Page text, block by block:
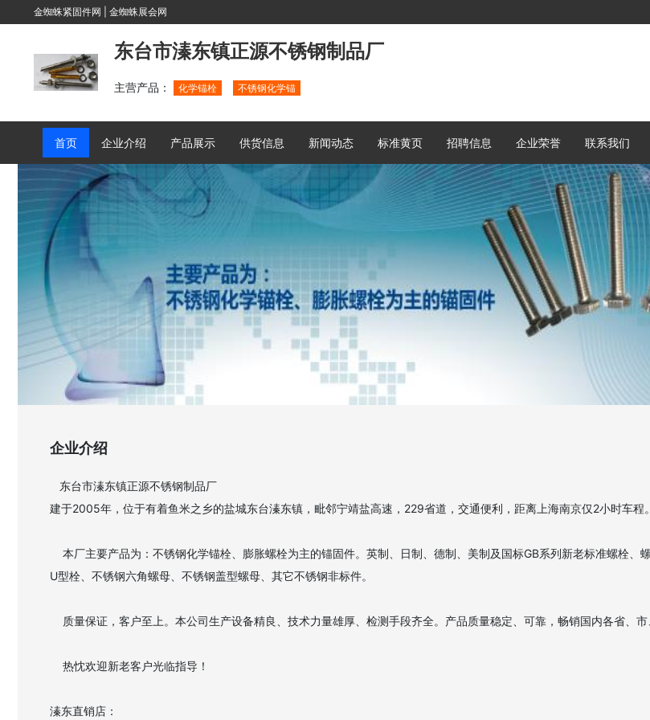
金蜘蛛紧固件网 金蜘蛛展会网
东台市溱东镇正源不锈钢制品厂
主营产品： 化学锚栓 不锈钢化学锚
首页 企业介绍 产品展示 供货信息 新闻动态 标准黄页 招聘信息 企业荣誉 联系我们
企业介绍
建于2005年，位于有着鱼米之乡的盐城东台溱东镇，毗邻宁靖盐高速，229省道，交通便利，距离上海南京仅2小时车程。
U型栓、不锈钢六角螺母、不锈钢盖型螺母、其它不锈钢非标件。
溱东直销店：